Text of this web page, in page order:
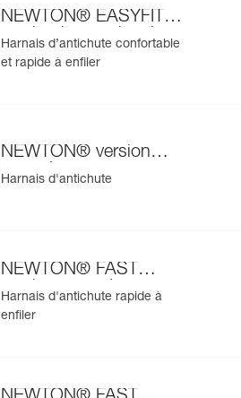
NEWTON® EASYFIT
version internationale
Harnais d’antichute confortable
et rapide à enfiler
NEWTON® version
européenne
Harnais d'antichute
NEWTON® FAST
version européenne
Harnais d'antichute rapide à
enfiler